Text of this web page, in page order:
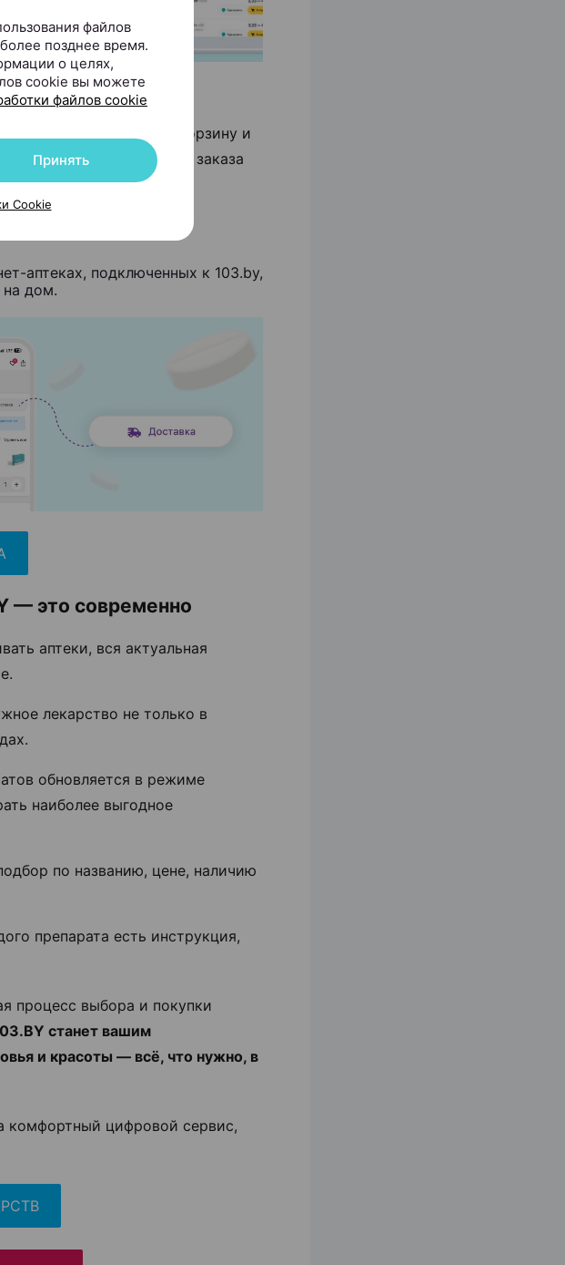
— добавить товары в корзину и
Процесс получения заказа
аптеках, подключенных к 103.by,
на дом.
— это современно
аптеки, вся актуальная
лекарство не только в
обновляется в режиме
наиболее выгодное
по названию, цене, наличию
препарата есть инструкция,
процесс выбора и покупки
станет вашим
и красоты — всё, что нужно, в
комфортный цифровой сервис,
файлов
позднее время.
о целях,
cookie вы можете
файлов cookie
Принять
Cookie